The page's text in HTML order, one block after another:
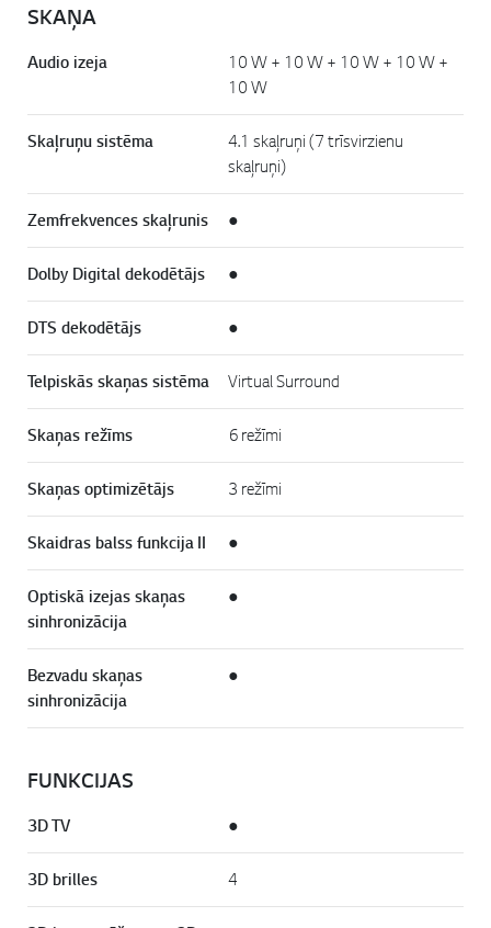
SKAŅA
Audio izeja
10 W + 10 W + 10 W + 10 W +
10 W
Skaļruņu sistēma
4.1 skaļruņi (7 trīsvirzienu
skaļruņi)
Zemfrekvences skaļrunis ●
Dolby Digital dekodētājs ●
DTS dekodētājs ●
Telpiskās skaņas sistēma Virtual Surround
Skaņas režīms 6 režīmi
Skaņas optimizētājs 3 režīmi
Skaidras balss funkcija II ●
Optiskā izejas skaņas
sinhronizācija
●
Bezvadu skaņas
sinhronizācija
●
FUNKCIJAS
3D TV ●
3D brilles 4